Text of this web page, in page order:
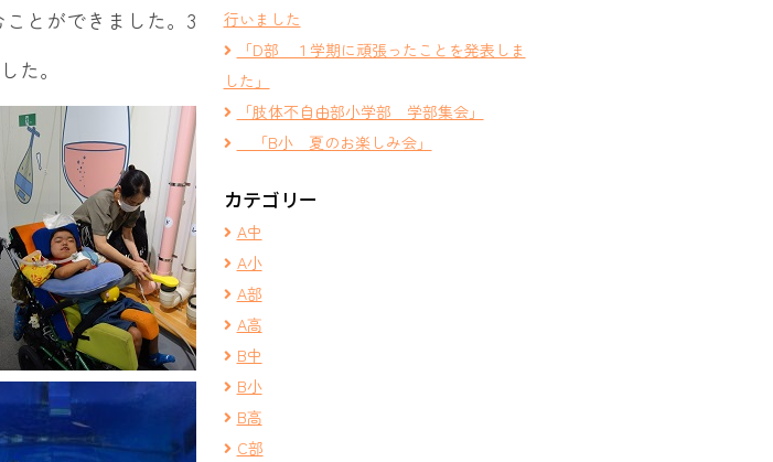
とができました。3
た。
行いました
「D部 １学期に頑張ったことを発表しま
した」
「肢体不自由部小学部 学部集会」
「B小 夏のお楽しみ会」
カテゴリー
A中
A小
A部
A高
B中
B小
B高
C部